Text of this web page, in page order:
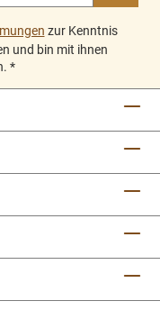
zur Kenntnis
und bin mit ihnen
*